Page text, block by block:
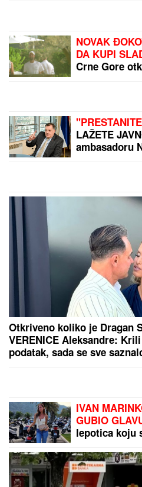
NOVAK
DA KUPI
Crne Gore
LAŽETE
ambasadoru
Otkriveno koliko je Dragan
VERENICE Aleksandre:
podatak, sada se sve
IVAN
GUBIO
lepotica koju
tragedija ju